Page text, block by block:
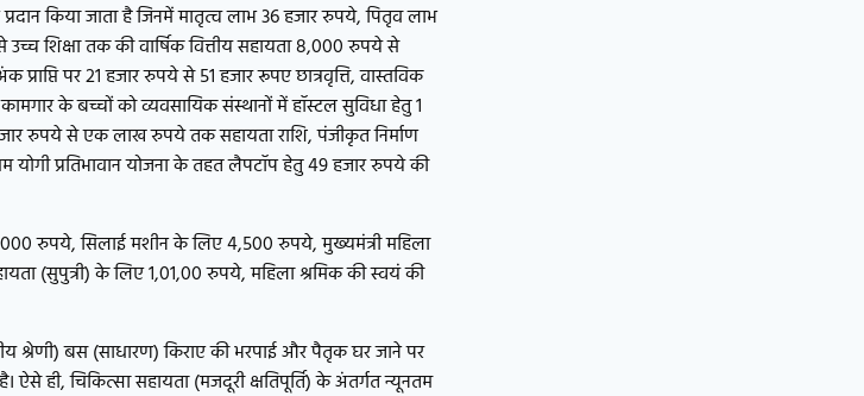
किया जाता है जिनमें मातृत्व लाभ 36 हजार रुपये, पितृव लाभ
शिक्षा तक की वार्षिक वित्तीय सहायता 8,000 रुपये से
पर 21 हजार रुपये से 51 हजार रूपए छात्रवृत्ति, वास्तविक
के बच्चों को व्यवसायिक संस्थानों में हॉस्टल सुविधा हेतु 1
रुपये से एक लाख रुपये तक सहायता राशि, पंजीकृत निर्माण
योगी प्रतिभावान योजना के तहत लैपटॉप हेतु 49 हजार रुपये की
रुपये, सिलाई मशीन के लिए 4,500 रुपये, मुख्यमंत्री महिला
(सुपुत्री) के लिए 1,01,00 रुपये, महिला श्रमिक की स्वयं की
श्रेणी) बस (साधारण) किराए की भरपाई और पैतृक घर जाने पर
ऐसे ही, चिकित्सा सहायता (मजदूरी क्षतिपूर्ति) के अंतर्गत न्यूनतम